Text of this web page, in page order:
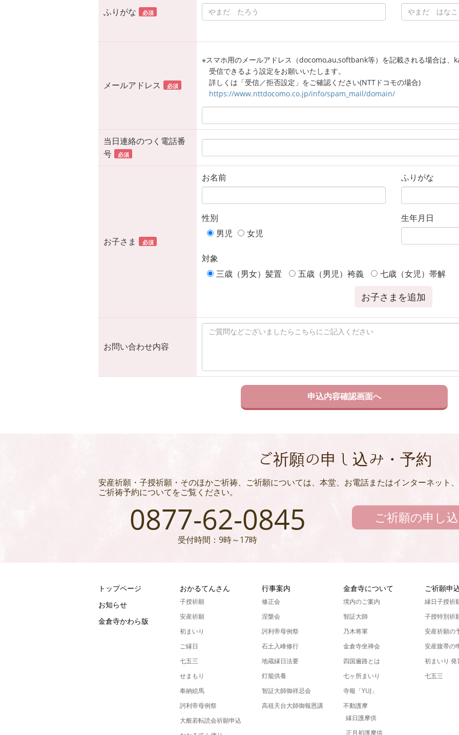
ふりがな 必須
メールアドレス 必須
※スマホ用のメールアドレス（docomo,au,softbank等）を記載される場合は
受信できるよう設定をお願いいたします。
詳しくは「受信／拒否設定」をご確認ください(NTTドコモの場合)
https://www.nttdocomo.co.jp/info/spam_mail/domain/
当日連絡のつく電話番
号
必須
お子さま 必須
お名前 ふりがな
性別
男児
女児
生年月日
対象
三歳（男女）髪置
五歳（男児）袴義 七歳（女児）帯解
お子さまを追加
お問い合わせ内容
ご祈願の申し込み・予約
安産祈願・子授祈願・そのほかご祈祷、ご祈願については、本堂、お電話またはインターネット
ご祈祷予約についてをご覧ください。
0877-62-0845
受付時間：9時～17時
ご祈願の申し
トップページ
お知らせ
金倉寺かわら版
おかるてんさん
子授祈願
安産祈願
初まいり
ご縁日
七五三
せまもり
奉納絵馬
訶利帝母例祭
大般若転読会祈願申込
行事案内
修正会
涅槃会
訶利帝母例祭
石土入峰修行
地蔵縁日法要
灯籠供養
智証大師御祥忌会
高祖天台大師御報恩講
金倉寺について
境内のご案内
智証大師
乃木将軍
金倉寺坐禅会
四国遍路とは
七ヶ所まいり
寺報「YUJ」
不動護摩
縁日護摩供
正月初護摩供
ご祈願申
縁日子授祈
子授特別祈
安産祈願の
安産腹帯の
初まいり
七五三